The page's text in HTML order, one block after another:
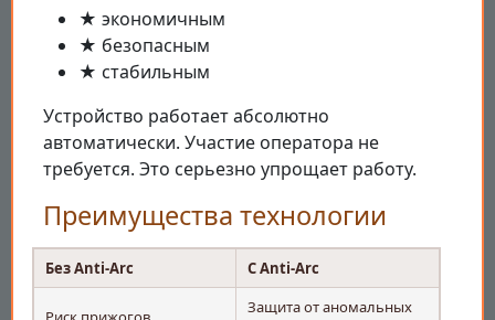
★ экономичным
★ безопасным
★ стабильным
Устройство работает абсолютно
автоматически. Участие оператора не
требуется. Это серьезно упрощает работу.
Преимущества технологии
Без Anti-Arc С Anti-Arc
Защита от аномальных